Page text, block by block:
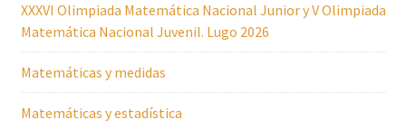
XXXVI Olimpiada Matemática Nacional Junior y V Olimpiada
Matemática Nacional Juvenil. Lugo 2026
Matemáticas y medidas
Matemáticas y estadística